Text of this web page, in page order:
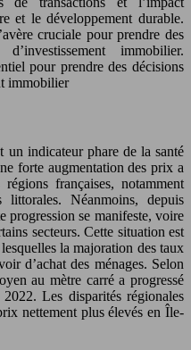
et le développement durable.
cruciale pour prendre des
immobilier.
pour prendre des décisions
immobilier
indicateur phare de la santé
forte augmentation des prix a
françaises, notamment
Néanmoins, depuis
progression se manifeste, voire
secteurs. Cette situation est
la majoration des taux
d’achat des ménages. Selon
au mètre carré a progressé
Les disparités régionales
nettement plus élevés en Île-